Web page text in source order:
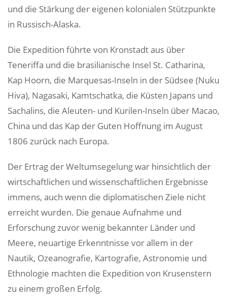
und die Stärkung der eigenen kolonialen Stützpunkte
in Russisch-Alaska.
Die Expedition führte von Kronstadt aus über
Teneriffa und die brasilianische Insel St. Catharina,
Kap Hoorn, die Marquesas-Inseln in der Südsee (Nuku
Hiva), Nagasaki, Kamtschatka, die Küsten Japans und
Sachalins, die Aleuten- und Kurilen-Inseln über Macao,
China und das Kap der Guten Hoffnung im August
1806 zurück nach Europa.
Der Ertrag der Weltumsegelung war hinsichtlich der
wirtschaftlichen und wissenschaftlichen Ergebnisse
immens, auch wenn die diplomatischen Ziele nicht
erreicht wurden. Die genaue Aufnahme und
Erforschung zuvor wenig bekannter Länder und
Meere, neuartige Erkenntnisse vor allem in der
Nautik, Ozeanografie, Kartografie, Astronomie und
Ethnologie machten die Expedition von Krusenstern
zu einem großen Erfolg.